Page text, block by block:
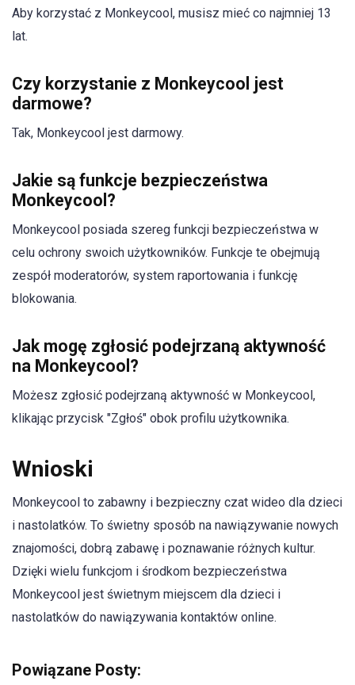
Aby korzystać z Monkeycool, musisz mieć co najmniej 13
lat.
Czy korzystanie z Monkeycool jest
darmowe?
Tak, Monkeycool jest darmowy.
Jakie są funkcje bezpieczeństwa
Monkeycool?
Monkeycool posiada szereg funkcji bezpieczeństwa w
celu ochrony swoich użytkowników. Funkcje te obejmują
zespół moderatorów, system raportowania i funkcję
blokowania.
Jak mogę zgłosić podejrzaną aktywność
na Monkeycool?
Możesz zgłosić podejrzaną aktywność w Monkeycool,
klikając przycisk "Zgłoś" obok profilu użytkownika.
Wnioski
Monkeycool to zabawny i bezpieczny czat wideo dla dzieci
i nastolatków. To świetny sposób na nawiązywanie nowych
znajomości, dobrą zabawę i poznawanie różnych kultur.
Dzięki wielu funkcjom i środkom bezpieczeństwa
Monkeycool jest świetnym miejscem dla dzieci i
nastolatków do nawiązywania kontaktów online.
Powiązane Posty: